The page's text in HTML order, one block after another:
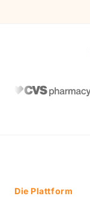
Die Plattform